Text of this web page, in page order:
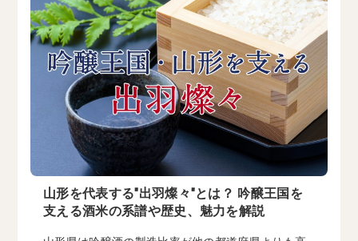
山形を代表する"出羽燦々"とは？ 吟醸王国を
支える酒米の系譜や歴史、魅力を解説